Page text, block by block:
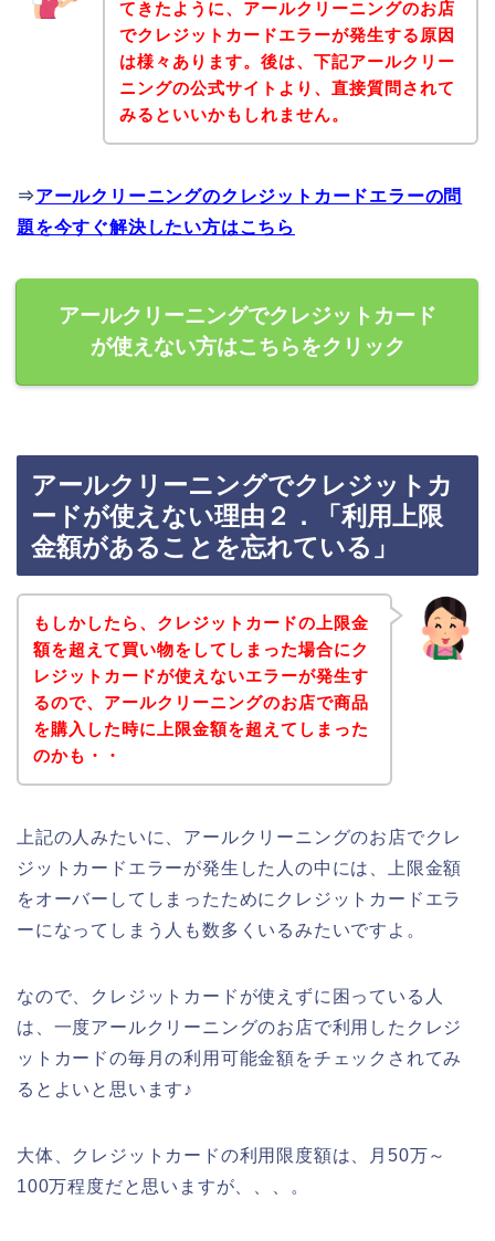
てきたように、アールクリーニングのお店
でクレジットカードエラーが発生する原因
は様々あります。後は、下記アールクリー
ニングの公式サイトより、直接質問されて
みるといいかもしれません。
⇒アールクリーニングのクレジットカードエラーの問
題を今すぐ解決したい方はこちら
アールクリーニングでクレジットカード
が使えない方はこちらをクリック
アールクリーニングでクレジットカ
ードが使えない理由２．「利用上限
金額があることを忘れている」
もしかしたら、クレジットカードの上限金
額を超えて買い物をしてしまった場合にク
レジットカードが使えないエラーが発生す
るので、アールクリーニングのお店で商品
を購入した時に上限金額を超えてしまった
のかも・・
上記の人みたいに、アールクリーニングのお店でクレ
ジットカードエラーが発生した人の中には、上限金額
をオーバーしてしまったためにクレジットカードエラ
ーになってしまう人も数多くいるみたいですよ。
なので、クレジットカードが使えずに困っている人
は、一度アールクリーニングのお店で利用したクレジ
ットカードの毎月の利用可能金額をチェックされてみ
るとよいと思います♪
大体、クレジットカードの利用限度額は、月50万～
100万程度だと思いますが、、、。